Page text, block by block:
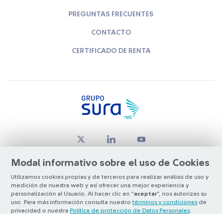
Modal informativo sobre el uso de Cookies
Utilizamos cookies propias y de terceros para realizar análisis de uso y
medición de nuestra web y así ofrecer una mejor experiencia y
personalización al Usuario. Al hacer clic en “aceptar”, nos autorizas su
uso. Para más información consulta nuestro términos y condiciones de
privacidad o nuestra Política de protección de Datos Personales
PREGUNTAS FRECUENTES
CONTACTO
CERTIFICADO DE RENTA
© Copyright Grupo SURA 2026